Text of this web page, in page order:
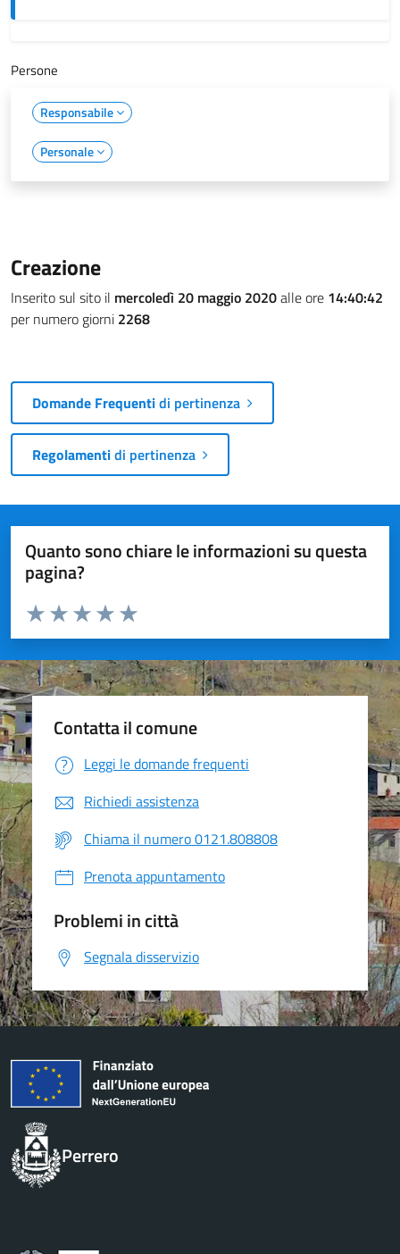
Persone
Responsabile
Personale
Creazione
Inserito sul sito il mercoledì 20 maggio 2020alle ore 14:40:42
per numero giorni 2268
Domande Frequentidi pertinenza
Regolamentidi pertinenza
Quanto sono chiare le informazioni su questa
pagina?
Valuta da 1 a 5 stelle la pagina
Valuta 5 stelle su 5
Valuta 4 stelle su 5
Valuta 3 stelle su 5
Valuta 2 stelle su 5
Valuta 1 stelle su 5
Contatta il comune
Leggi le domande frequenti
Richiedi assistenza
Chiama il numero 0121.808808
Prenota appuntamento
Problemi in città
Segnala disservizio
Perrero